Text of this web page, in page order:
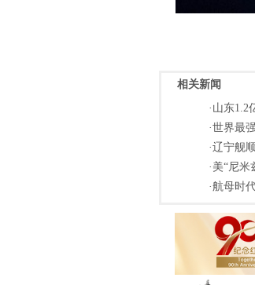
相关新闻
·山东
·世界最
·辽宁舰
·美“尼
·航母时